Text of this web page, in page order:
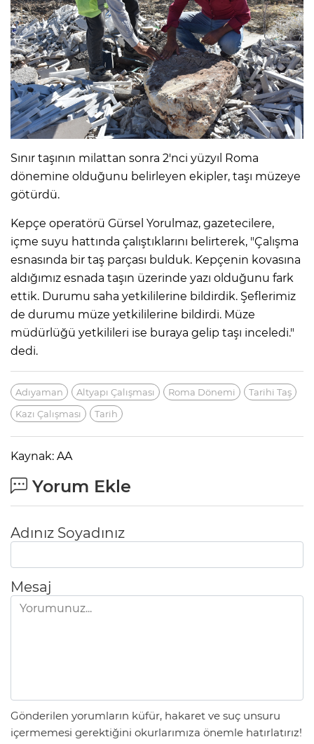
Sınır taşının milattan sonra 2'nci yüzyıl Roma
dönemine olduğunu belirleyen ekipler, taşı müzeye
götürdü.
Kepçe operatörü Gürsel Yorulmaz, gazetecilere,
içme suyu hattında çalıştıklarını belirterek, "Çalışma
esnasında bir taş parçası bulduk. Kepçenin kovasına
aldığımız esnada taşın üzerinde yazı olduğunu fark
ettik. Durumu saha yetkililerine bildirdik. Şeflerimiz
de durumu müze yetkililerine bildirdi. Müze
müdürlüğü yetkilileri ise buraya gelip taşı inceledi."
dedi.
Adıyaman Altyapı Çalışması Roma Dönemi
Tarihi Taş
Kazı Çalışması
Tarih
Kaynak: AA
Yorum Ekle
Adınız Soyadınız
Mesaj
Gönderilen yorumların küfür, hakaret ve suç unsuru
içermemesi gerektiğini okurlarımıza önemle hatırlatırız!